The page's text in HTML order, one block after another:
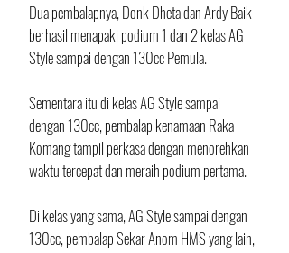
Dua pembalapnya, Donk Dheta dan Ardy Baik
berhasil menapaki podium 1 dan 2 kelas AG
Style sampai dengan 130cc Pemula.
Sementara itu di kelas AG Style sampai
dengan 130cc, pembalap kenamaan Raka
Komang tampil perkasa dengan menorehkan
waktu tercepat dan meraih podium pertama.
Di kelas yang sama, AG Style sampai dengan
130cc, pembalap Sekar Anom HMS yang lain,